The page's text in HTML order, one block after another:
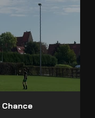
Chance